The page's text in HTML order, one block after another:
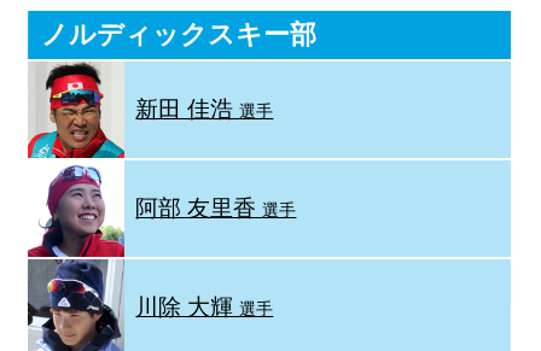
ノルディックスキー部
新田 佳浩選手
阿部 友里香選手
川除 大輝選手